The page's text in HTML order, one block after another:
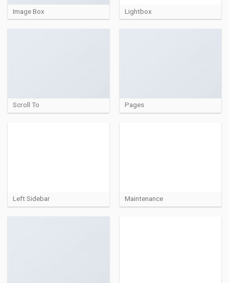
Image Box Lightbox
Scroll To Pages
Left Sidebar Maintenance